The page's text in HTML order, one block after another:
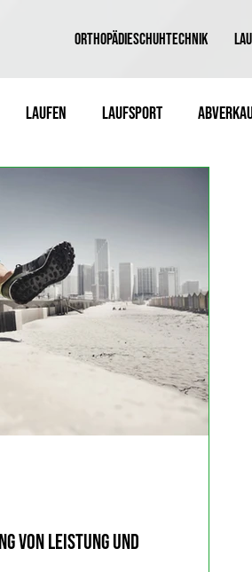
ORTHOPÄDIESCHUHTECHNIK
Laufen Laufsport
von Leistung und